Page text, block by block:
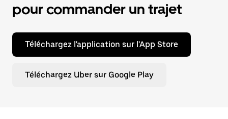
pour commander un trajet
Téléchargez l'application sur l'App Store
Téléchargez Uber sur Google Play